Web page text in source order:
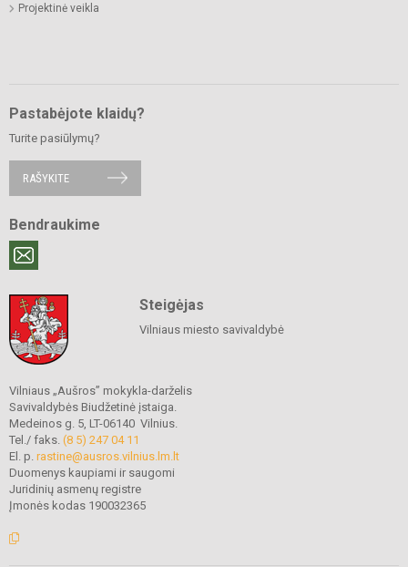
Projektinė veikla
Pastabėjote klaidų?
Turite pasiūlymų?
RAŠYKITE
Bendraukime
Steigėjas
Vilniaus miesto savivaldybė
Vilniaus „Aušros” mokykla-darželis
Savivaldybės Biudžetinė įstaiga.
Medeinos g. 5, LT-06140 Vilnius.
Tel./ faks. (8 5) 247 04 11
El. p. rastine@ausros.vilnius.lm.lt
Duomenys kaupiami ir saugomi
Juridinių asmenų registre
Įmonės kodas 190032365